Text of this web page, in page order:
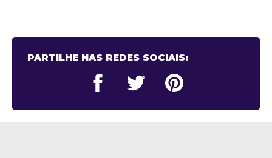
PARTILHE NAS REDES SOCIAIS: